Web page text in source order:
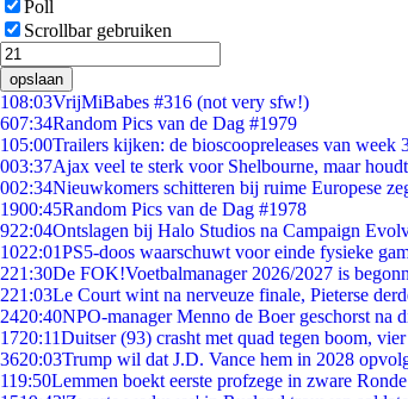
Poll
Scrollbar gebruiken
opslaan
108:03VrijMiBabes #316 (not very sfw!)
607:34Random Pics van de Dag #1979
105:00Trailers kijken: de bioscoopreleases van week
003:37Ajax veel te sterk voor Shelbourne, maar
002:34Nieuwkomers schitteren bij ruime Europese
1900:45Random Pics van de Dag #1978
922:04Ontslagen bij Halo Studios na Campaign
1022:01PS5-doos waarschuwt voor einde fysieke
221:30De FOK!Voetbalmanager 2026/2027 is
221:03Le Court wint na nerveuze finale, Pieterse
2420:40NPO-manager Menno de Boer geschorst na
1720:11Duitser (93) crasht met quad tegen boom,
3620:03Trump wil dat J.D. Vance hem in 2028
119:50Lemmen boekt eerste profzege in zware